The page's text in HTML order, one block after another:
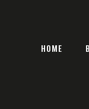
HOME